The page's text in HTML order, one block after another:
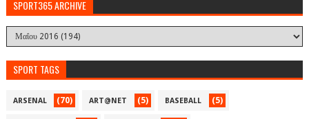
SPORT365 ARCHIVE
SPORT TAGS
ARSENAL (70) ART@NET (5) BASEBALL (5)